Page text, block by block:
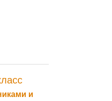
и